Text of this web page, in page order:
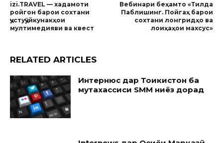
izi.TRAVEL — хадамоти
ройгон барои сохтани
ҷустуҷӯйкунакҳои
мултимедияви ва квест
Вебинари беҳамто «Тилда
Паблишинг. Пойгаҳ барои
сохтани лонгридҳо ва
лоиҳаҳои махсус»
RELATED ARTICLES
Интернюс дар Тоҷикистон ба
мутахассиси SMM ниёз дорад